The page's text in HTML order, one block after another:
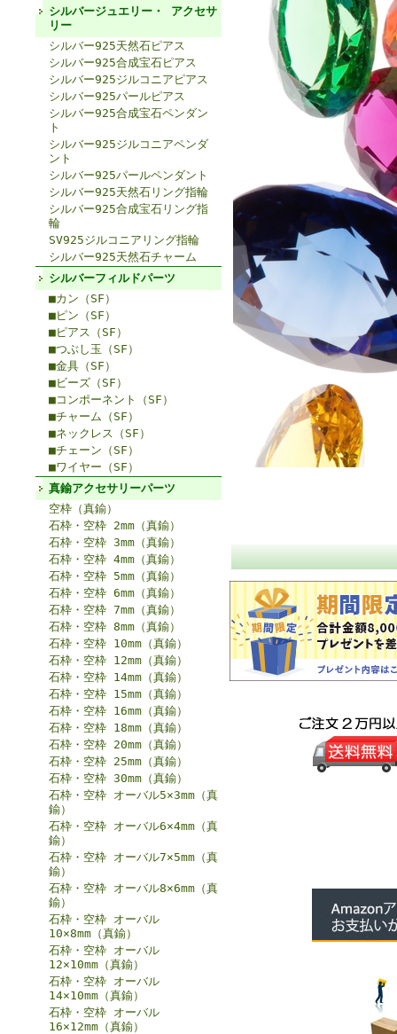
シルバージュエリー・ アクセサ
リー
シルバー925天然石ピアス
シルバー925合成宝石ピアス
シルバー925ジルコニアピアス
シルバー925パールピアス
シルバー925合成宝石ペンダン
ト
シルバー925ジルコニアペンダ
ント
シルバー925パールペンダント
シルバー925天然石リング指輪
シルバー925合成宝石リング指
輪
SV925ジルコニアリング指輪
シルバー925天然石チャーム
シルバーフィルドパーツ
■カン（SF）
■ピン（SF）
■ピアス（SF）
■つぶし玉（SF）
■金具（SF）
■ビーズ（SF）
■コンポーネント（SF）
■チャーム（SF）
■ネックレス（SF）
■チェーン（SF）
■ワイヤー（SF）
真鍮アクセサリーパーツ
空枠（真鍮）
石枠・空枠 2mm（真鍮）
石枠・空枠 3mm（真鍮）
石枠・空枠 4mm（真鍮）
石枠・空枠 5mm（真鍮）
石枠・空枠 6mm（真鍮）
石枠・空枠 7mm（真鍮）
石枠・空枠 8mm（真鍮）
石枠・空枠 10mm（真鍮）
石枠・空枠 12mm（真鍮）
石枠・空枠 14mm（真鍮）
石枠・空枠 15mm（真鍮）
石枠・空枠 16mm（真鍮）
石枠・空枠 18mm（真鍮）
石枠・空枠 20mm（真鍮）
石枠・空枠 25mm（真鍮）
石枠・空枠 30mm（真鍮）
石枠・空枠 オーバル5×3mm（真
鍮）
石枠・空枠 オーバル6×4mm（真
鍮）
石枠・空枠 オーバル7×5mm（真
鍮）
石枠・空枠 オーバル8×6mm（真
鍮）
石枠・空枠 オーバル
10×8mm（真鍮）
石枠・空枠 オーバル
12×10mm（真鍮）
石枠・空枠 オーバル
14×10mm（真鍮）
石枠・空枠 オーバル
16×12mm（真鍮）